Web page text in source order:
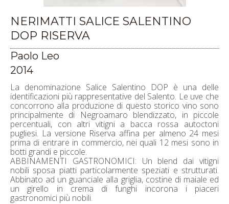
NERIMATTI SALICE SALENTINO
DOP RISERVA
Paolo Leo
2014
La denominazione Salice Salentino DOP è una delle
identificazioni più rappresentative del Salento. Le uve che
concorrono alla produzione di questo storico vino sono
principalmente di Negroamaro blendizzato, in piccole
percentuali, con altri vitigni a bacca rossa autoctoni
pugliesi. La versione Riserva affina per almeno 24 mesi
prima di entrare in commercio, nei quali 12 mesi sono in
botti grandi e piccole.
ABBINAMENTI GASTRONOMICI: Un blend dai vitigni
nobili sposa piatti particolarmente speziati e strutturati.
Abbinato ad un guanciale alla griglia, costine di maiale ed
un girello in crema di funghi incorona i piaceri
gastronomici più nobili.